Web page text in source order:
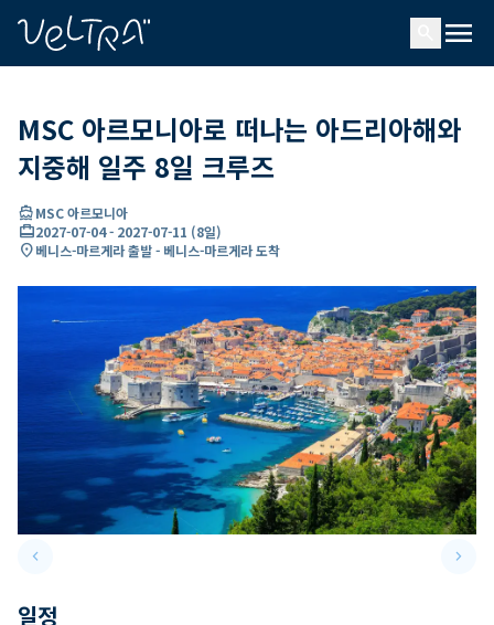
menu
MSC 아르모니아로 떠나는 아드리아해와
지중해 일주 8일 크루즈
directions_boatMSC 아르모니아
card_travel2027-07-04- 2027-07-11 (8일)
location_on베니스-마르게라 출발 - 베니스-마르게라 도착
keyboard_arrow_leftPrevious slide keyboard_arrow_right
일정